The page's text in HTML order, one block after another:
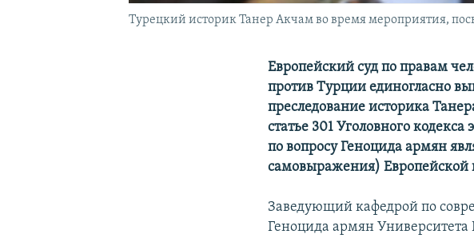
Турецкий историк Танер Акчам во время мероприятия,
Европейский суд по правам
против Турции единогласно
преследование историка
статье 301 Уголовного
по вопросу Геноцида армян
самовыражения) Европейской
Заведующий кафедрой по
Геноцида армян Университета